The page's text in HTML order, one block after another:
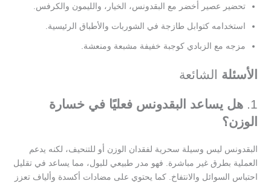
تحضير عصير أخضر مع البقدونس، الخيار، والليمون والكرفس.
استخدامه كتوابل طازجة في الشوربات والأطباق الرئيسية.
مزجه مع الزبادي كوجبة خفيفة مشبعة ومنعشة.
الأسئلة الشائعة
1. هل يساعد البقدونس فعليًا في خسارة
الوزن؟
البقدونس ليس وسيلة سحرية لفقدان الوزن أو للتنحيف، لكنه يدعم
العملية بطرق غير مباشرة. فهو مدر طبيعي للبول، مما يساعد في تقليل
احتباس السوائل والانتفاخ. كما يحتوي على مضادات أكسدة وألياف تعزز